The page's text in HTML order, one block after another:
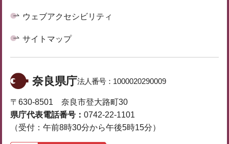
ウェブアクセシビリティ
サイトマップ
奈良県庁法人番号： 1000020290009
〒630-8501 奈良市登大路町30
県庁代表電話番号： 0742-22-1101
（受付：午前8時30分から午後5時15分）